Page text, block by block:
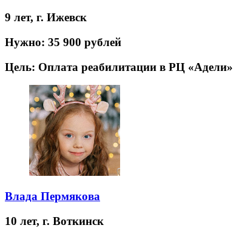
9 лет, г. Ижевск
Нужно: 35 900 рублей
Цель: Оплата реабилитации в РЦ «Адели»
Влада Пермякова
10 лет, г. Воткинск